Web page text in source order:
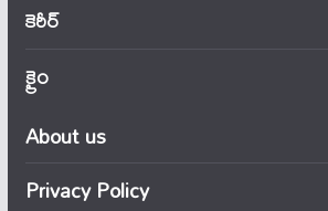
కెరీర్
క్రైం
About us
Privacy Policy